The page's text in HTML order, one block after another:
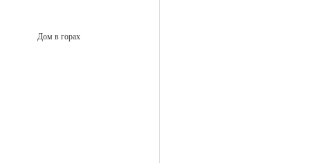
Дом в горах